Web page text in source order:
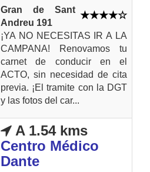
Gran de Sant
Andreu 191
¡YA NO NECESITAS IR A LA
CAMPANA! Renovamos tu
carnet de conducir en el
ACTO, sin necesidad de cita
previa. ¡El tramite con la DGT
y las fotos del car...
A 1.54 kms
Centro Médico
Dante